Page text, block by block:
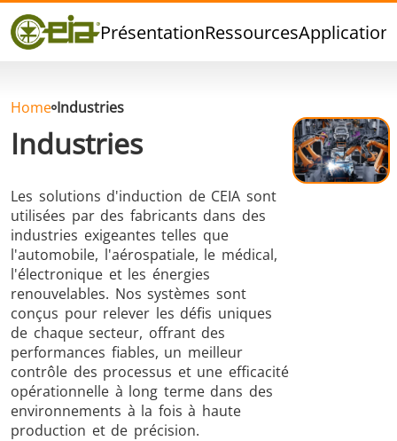
PrésentationRessources
Qualité
Événements
Brasage Argent Brasage Etain
Brasage
Aluminium
Thermoscellage
Home Industries
Industries
Les solutions d'induction de CEIA sont
utilisées par des fabricants dans des
industries exigeantes telles que
l'automobile, l'aérospatiale, le médical,
l'électronique et les énergies
renouvelables. Nos systèmes sont
conçus pour relever les défis uniques
de chaque secteur, offrant des
performances fiables, un meilleur
contrôle des processus et une efficacité
opérationnelle à long terme dans des
environnements à la fois à haute
production et de précision.